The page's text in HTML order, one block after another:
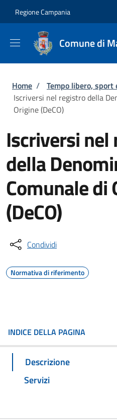
Regione Campania
Comune di
Briciole di pane
Home / Tempo libero, sport
Iscriversi nel registro della
Origine (DeCO)
Iscriversi
della
Comunale di
(DeCO)
Condividi
Normativa di riferimento
INDICE DELLA PAGINA
Descrizione
Servizi